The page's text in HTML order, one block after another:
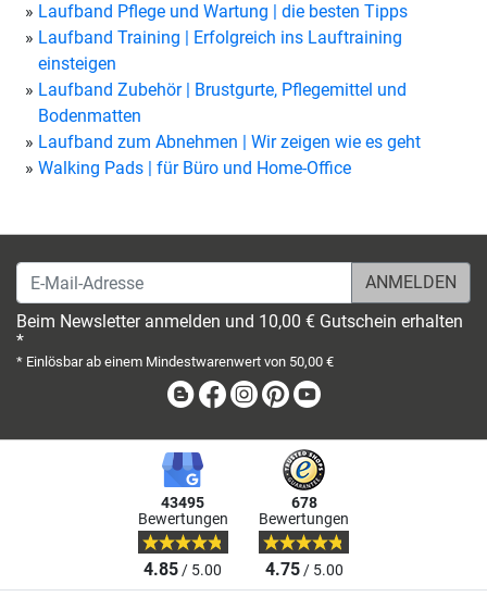
Laufband Pflege und Wartung | die besten Tipps
Laufband Training | Erfolgreich ins Lauftraining
einsteigen
Laufband Zubehör | Brustgurte, Pflegemittel und
Bodenmatten
Laufband zum Abnehmen | Wir zeigen wie es geht
Walking Pads | für Büro und Home-Office
E-Mail-Adresse
Beim Newsletter anmelden und 10,00 € Gutschein erhalten
*
* Einlösbar ab einem Mindestwarenwert von 50,00 €
BlogFacebook
Instagram
Pinterest
43495
Bewertungen
4.85/ 5.00
678
Bewertungen
4.75/ 5.00